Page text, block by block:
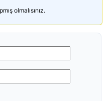
olmalısınız.